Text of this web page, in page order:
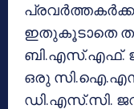
ഇതുകൂടാതെ
ബി.എസ്.എഫ്.
ഒരു
ഡി.എസ്.സി.